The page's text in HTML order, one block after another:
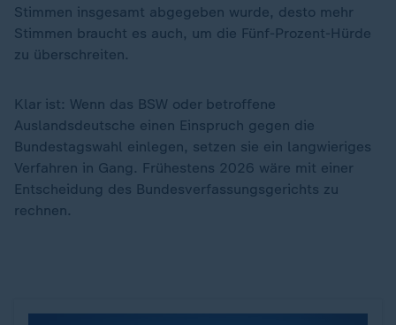
Stimmen insgesamt abgegeben wurde, desto mehr
Stimmen braucht es auch, um die Fünf-Prozent-Hürde
zu überschreiten.
Klar ist: Wenn das BSW oder betroffene
Auslandsdeutsche einen Einspruch gegen die
Bundestagswahl einlegen, setzen sie ein langwieriges
Verfahren in Gang. Frühestens 2026 wäre mit einer
Entscheidung des Bundesverfassungsgerichts zu
rechnen.